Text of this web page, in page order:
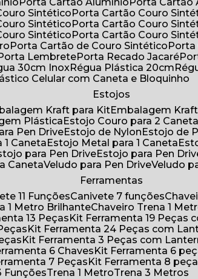
Sintético Porta Cartão Couro
Sintético Porta Cartão Couro
Sintético Porta Cartão Couro
Porta Cartão de Couro Sintético
Porta Lembrete Porta Recado Jacaré
30cm Inox Régua Plástica 20cm
Celular com Caneta e Bloquinho
Estojos
Kraft para Kit
Embalagem
Plástica Estojo Couro para 2
Pen Drive Estojo de Nylon Estojo de
1 Caneta Estojo Metal para 1 Caneta
para Pen Drive Estojo para Pen
Caneta Veludo para Pen Drive Veludo
Ferramentas
11 Funções Canivete 7 funções
1 Metro Brilhante Chaveiro Trena 1
13 Peças Kit Ferramenta 19 Peças
Kit Ferramenta 24 Peças com
Kit Ferramenta 3 Peças com
6 Chaves
Kit Ferramenta 6
7 Peças Kit Ferramenta 8
Funções Trena 1 Metro
Trena 3 Metros